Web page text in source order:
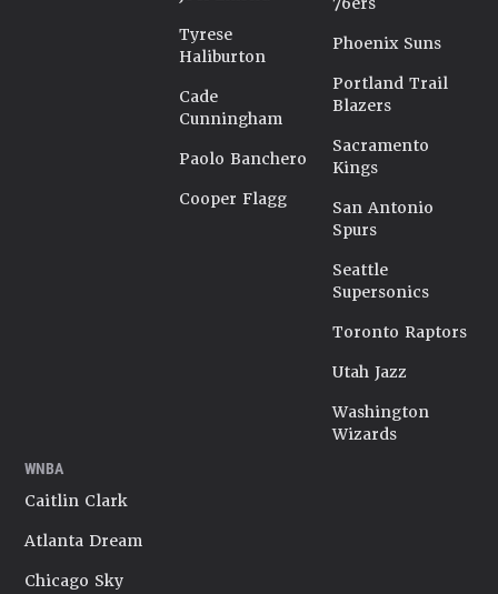
Tyrese
Haliburton
Cade
Cunningham
Paolo Banchero
Cooper Flagg
Phoenix Suns
Portland Trail
Blazers
Sacramento
Kings
San Antonio
Spurs
Seattle
Supersonics
Toronto Raptors
Utah Jazz
Washington
Wizards
WNBA
Caitlin Clark
Atlanta Dream
Chicago Sky